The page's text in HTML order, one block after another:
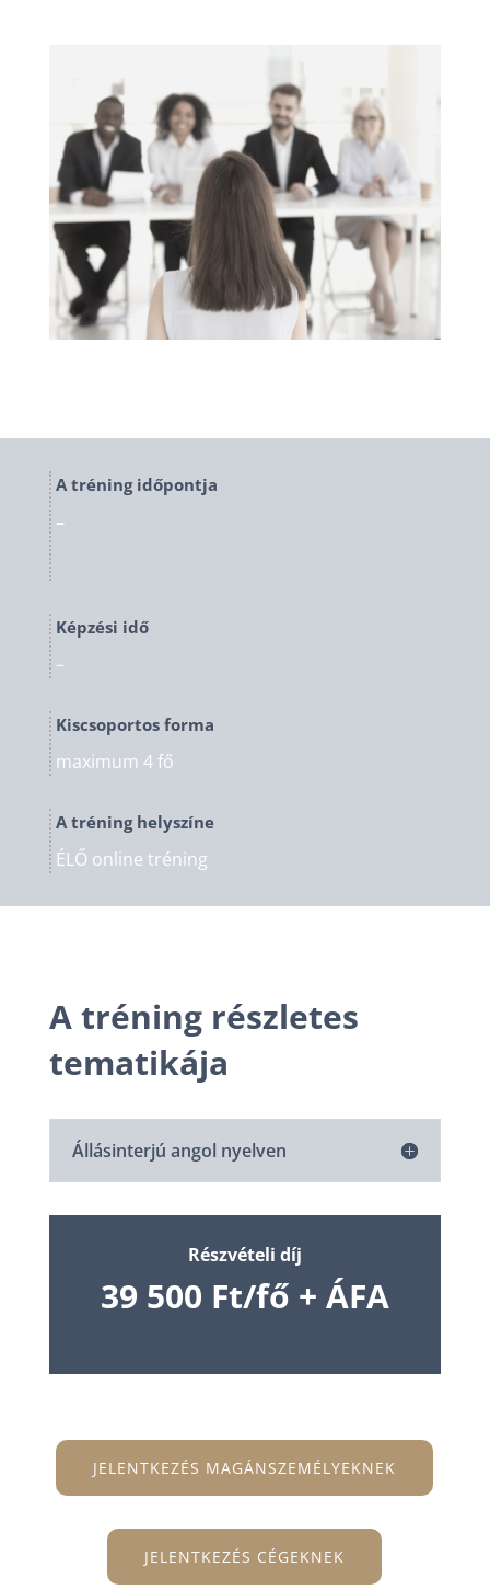
A tréning időpontja
–
Képzési idő
–
Kiscsoportos forma
maximum 4 fő
A tréning helyszíne
ÉLŐ online tréning
A tréning részletes
tematikája
Állásinterjú angol nyelven
Részvételi díj
39 500 Ft/fő + ÁFA
JELENTKEZÉS MAGÁNSZEMÉLYEKNEK
JELENTKEZÉS CÉGEKNEK